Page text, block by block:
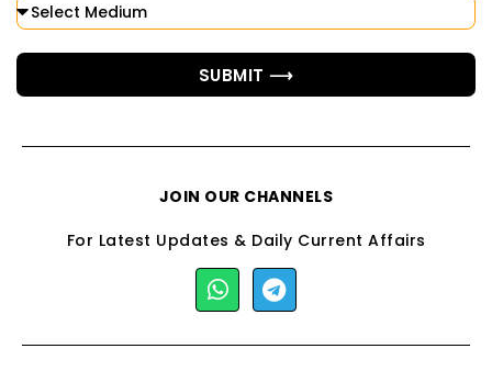
SUBMIT ⟶
JOIN OUR CHANNELS
For Latest Updates & Daily Current Affairs